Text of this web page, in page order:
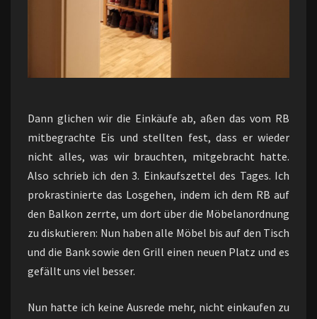
Dann glichen wir die Einkäufe ab, aßen das vom RB
mitbegrachte Eis und stellten fest, dass er wieder
nicht alles, was wir brauchten, mitgebracht hatte.
Also schrieb ich den 3. Einkaufszettel des Tages. Ich
prokrastinierte das Losgehen, indem ich dem RB auf
den Balkon zerrte, um dort über die Möbelanordnung
zu diskutieren: Nun haben alle Möbel bis auf den Tisch
und die Bank sowie den Grill einen neuen Platz und es
gefällt uns viel besser.
Nun hatte ich keine Ausrede mehr, nicht einkaufen zu